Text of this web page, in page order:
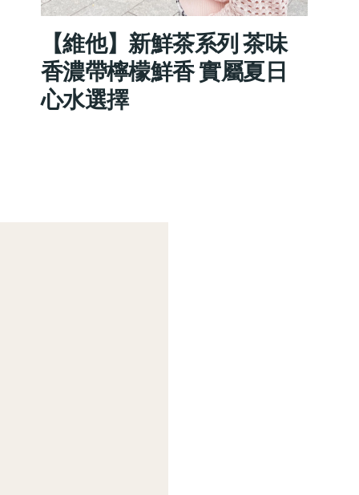
【維他】新鮮茶系列 茶味
香濃帶檸檬鮮香 實屬夏日
心水選擇